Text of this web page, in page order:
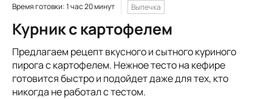
Время готовки: 1 час 20 минут Выпечка
Курник с картофелем
Предлагаем рецепт вкусного и сытного куриного
пирога с картофелем. Нежное тесто на кефире
готовится быстро и подойдет даже для тех, кто
никогда не работал с тестом.